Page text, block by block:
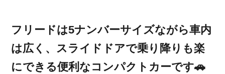
フリードは5ナンバーサイズながら車内
は広く、スライドドアで乗り降りも楽
にできる便利なコンパクトカーです🚗